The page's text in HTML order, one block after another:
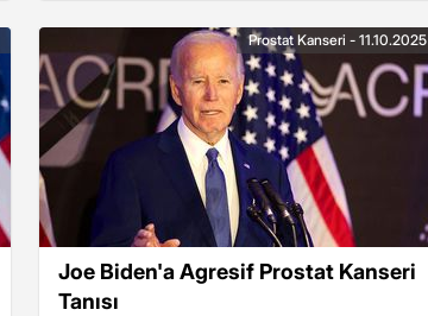
Joe Biden'a Agresif Prostat Kanseri
Tanısı
Prostat Kanseri - 11.10.2025